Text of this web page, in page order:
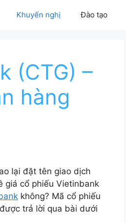
Khuyến nghị Đào tạo
(CTG) –
hàng
lại đặt tên giao dịch
giá cổ phiếu Vietinbank
không? Mã cổ phiếu
trả lời qua bài dưới